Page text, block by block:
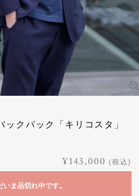
ックパック「キリコスタ」
¥143,000 (税込)
いま品切れ中です。